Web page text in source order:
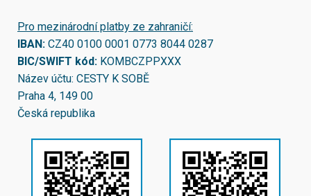
Pro mezinárodní platby ze zahraničí:
IBAN: CZ40 0100 0001 0773 8044 0287
BIC/SWIFT kód: KOMBCZPPXXX
Název účtu: CESTY K SOBĚ
Praha 4, 149 00
Česká republika